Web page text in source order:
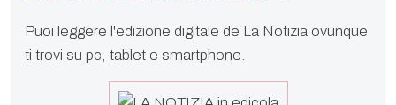
Puoi leggere l'edizione digitale de La Notizia ovunque
ti trovi su pc, tablet e smartphone.